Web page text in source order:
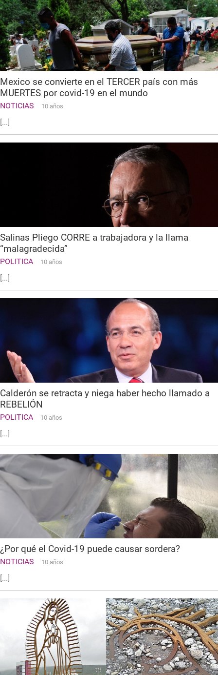
Mexico se convierte en el TERCER país con más
MUERTES por covid-19 en el mundo
NOTICIAS 10 años
[...]
Salinas Pliego CORRE a trabajadora y la llama
“malagradecida”
POLITICA 10 años
[...]
Calderón se retracta y niega haber hecho llamado a
REBELIÓN
POLITICA 10 años
[...]
¿Por qué el Covid-19 puede causar sordera?
NOTICIAS 10 años
[...]